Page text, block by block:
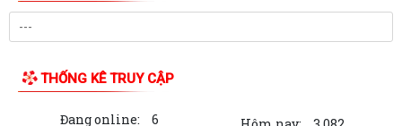
Phường Phạm Sư Mạnh tổ chức hội nghị gặp mặt, trao tặng quà tri ân
Phường Phạm Sư Mạnh tổ chức Hội nghị giới thiệu bộ giải pháp
THỐNG KÊ TRUY CẬP
Đang online: 6